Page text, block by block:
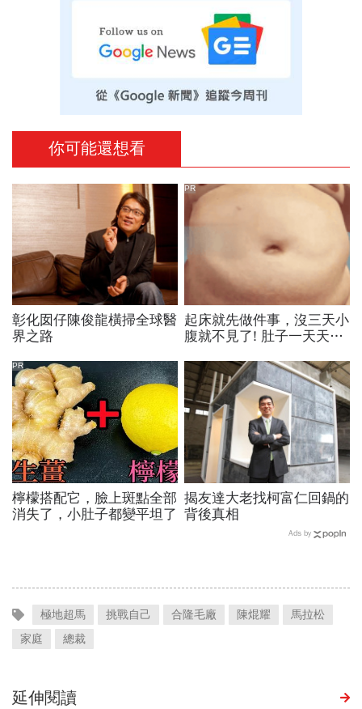
你可能還想看
彰化囡仔陳俊龍橫掃全球醫
界之路
起床就先做件事，沒三天小
腹就不見了! 肚子一天天變
PR
檸檬搭配它，臉上斑點全部
消失了，小肚子都變平坦了
PR
揭友達大老找柯富仁回鍋的
背後真相
Ads by
極地超馬 挑戰自己 合隆毛廠 陳焜耀
馬拉松
家庭
總裁
延伸閱讀